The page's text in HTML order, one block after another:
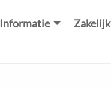
Informatie Zakelijk